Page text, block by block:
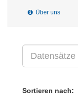
Über uns
Sortieren nach